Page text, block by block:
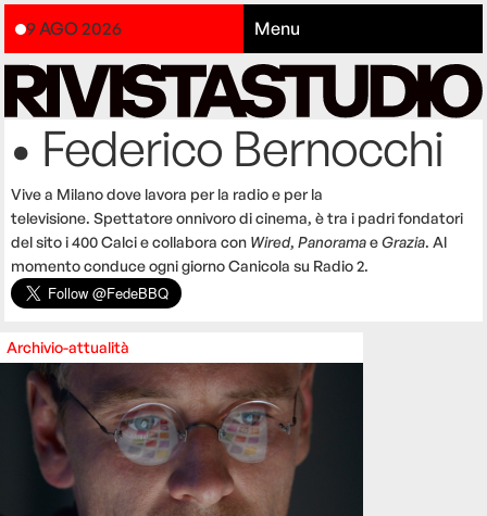
9 AGO 2026 Menu
• Federico Bernocchi
Vive a Milano dove lavora per la radio e per la
televisione. Spettatore onnivoro di cinema, è tra i padri fondatori
del sito i 400 Calci e collabora con Wired,PanoramaeGrazia. Al
momento conduce ogni giorno Canicola su Radio 2.
Archivio-attualità